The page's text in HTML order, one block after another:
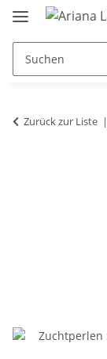
Zurück zur Liste